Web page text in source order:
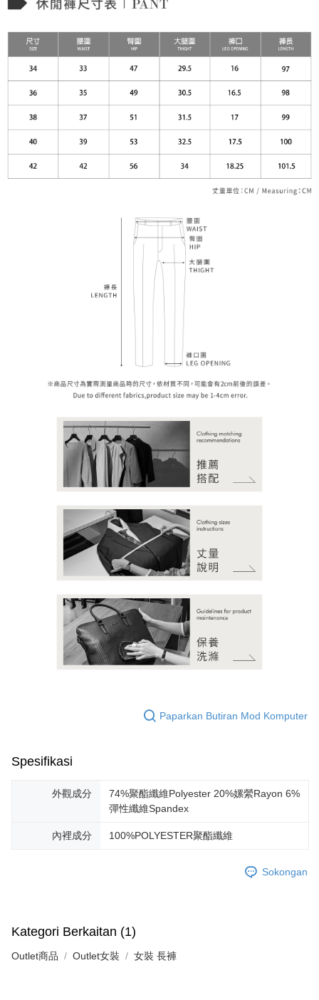
Paparkan Butiran Mod Komputer
Spesifikasi
外觀成分
74%聚酯纖維Polyester 20%嫘縈Rayon 6%
彈性纖維Spandex
內裡成分 100%POLYESTER聚酯纖維
Sokongan
Kategori Berkaitan (1)
Outlet商品 Outlet女裝 女裝 長褲